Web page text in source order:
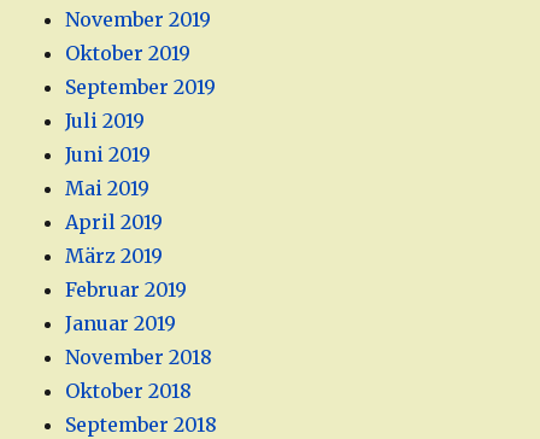
November 2019
Oktober 2019
September 2019
Juli 2019
Juni 2019
Mai 2019
April 2019
März 2019
Februar 2019
Januar 2019
November 2018
Oktober 2018
September 2018